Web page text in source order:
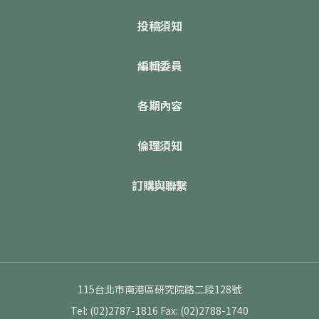
投稿須知
編輯委員
各期內容
倫理須知
訂購與聯繫
115台北市南港區研究院路二段128號
Tel: (02)2787-1816 Fax: (02)2788-1740